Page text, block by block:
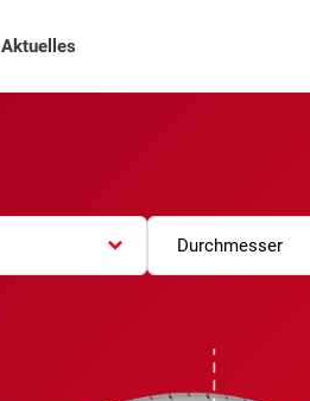
Aktuelles
Durchmesser